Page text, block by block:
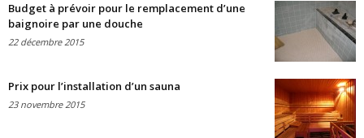
Budget à prévoir pour le remplacement d’une
baignoire par une douche
22 décembre 2015
Prix pour l’installation d’un sauna
23 novembre 2015